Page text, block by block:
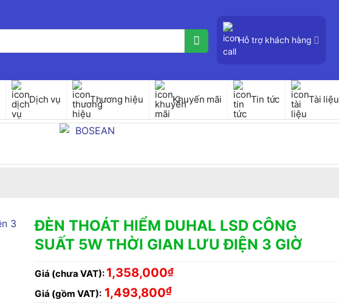
Hỗ trợ khách hàng
Dịch vụ Thương hiệu Khuyến mãi Tin tức Tài liệu
ĐÈN THOÁT HIỂM DUHAL LSD CÔNG
SUẤT 5W THỜI GIAN LƯU ĐIỆN 3 GIỜ
Giá (chưa VAT): 1,358,000₫
Giá (gồm VAT): 1,493,800₫